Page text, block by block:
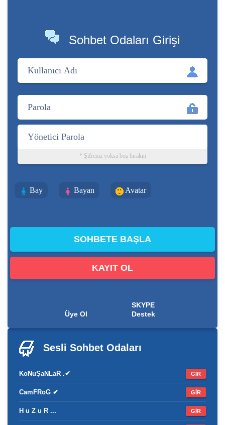
Sohbet Odaları Girişi
* Şifreniz yoksa boş bırakın
Bay Bayan Avatar
KAYIT OL
Üye Ol
SKYPE
Destek
Sesli Sohbet Odaları
KoNuŞaNLaR .✔ GİR
CamFRoG ✔ GİR
H u Z u R ... GİR